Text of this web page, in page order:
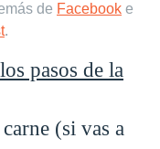
de Facebook e
.
pasos de la
(si vas a